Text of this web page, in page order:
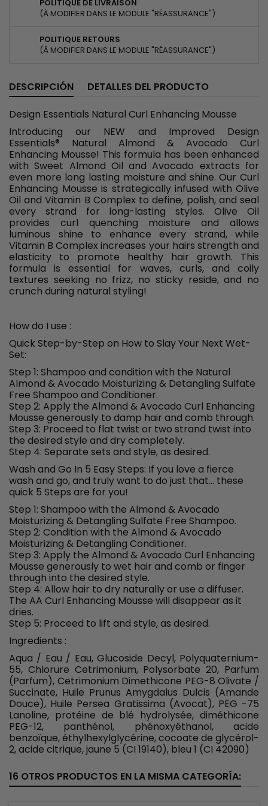
POLITIQUE DE LIVRAISON
(À MODIFIER DANS LE MODULE "RÉASSURANCE")
POLITIQUE RETOURS
(À MODIFIER DANS LE MODULE "RÉASSURANCE")
DESCRIPCIÓN
DETALLES DEL PRODUCTO
Design Essentials Natural Curl Enhancing Mousse
Introducing our NEW and Improved Design
Essentials® Natural Almond & Avocado Curl
Enhancing Mousse! This formula has been enhanced
with Sweet Almond Oil and Avocado extracts for
even more long lasting moisture and shine. Our Curl
Enhancing Mousse is strategically infused with Olive
Oil and Vitamin B Complex to define, polish, and seal
every strand for long-lasting styles. Olive Oil
provides curl quenching moisture and allows
luminous shine to enhance every strand, while
Vitamin B Complex increases your hairs strength and
elasticity to promote healthy hair growth. This
formula is essential for waves, curls, and coily
textures seeking no frizz, no sticky reside, and no
crunch during natural styling!
How do I use :
Quick Step-by-Step on How to Slay Your Next Wet-
Set:
Step 1: Shampoo and condition with the Natural
Almond & Avocado Moisturizing & Detangling Sulfate
Free Shampoo and Conditioner.
Step 2: Apply the Almond & Avocado Curl Enhancing
Mousse generously to damp hair and comb through.
Step 3: Proceed to flat twist or two strand twist into
the desired style and dry completely.
Step 4: Separate sets and style, as desired.
Wash and Go In 5 Easy Steps: If you love a fierce
wash and go, and truly want to do just that... these
quick 5 Steps are for you!
Step 1: Shampoo with the Almond & Avocado
Moisturizing & Detangling Sulfate Free Shampoo.
Step 2: Condition with the Almond & Avocado
Moisturizing & Detangling Conditioner.
Step 3: Apply the Almond & Avocado Curl Enhancing
Mousse generously to wet hair and comb or finger
through into the desired style.
Step 4: Allow hair to dry naturally or use a diffuser.
The AA Curl Enhancing Mousse will disappear as it
dries.
Step 5: Proceed to lift and style, as desired.
Ingredients :
Aqua / Eau / Eau, Glucoside Decyl, Polyquaternium-
55, Chlorure Cetrimonium, Polysorbate 20, Parfum
(Parfum), Cetrimonium Dimethicone PEG-8 Olivate /
Succinate, Huile Prunus Amygdalus Dulcis (Amande
Douce), Huile Persea Gratissima (Avocat), PEG -75
Lanoline, protéine de blé hydrolysée, diméthicone
PEG-12, panthénol, phénoxyéthanol, acide
benzoïque, éthylhexylglycérine, cocoate de glycérol-
2, acide citrique, jaune 5 (CI 19140), bleu 1 (CI 42090)
16 OTROS PRODUCTOS EN LA MISMA CATEGORÍA: